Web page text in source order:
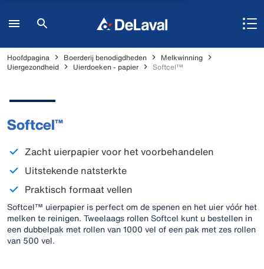
Hoofdpagina Boerderij benodigdheden
Melkwinning
Uiergezondheid
Uierdoeken - papier Softcel™
Softcel™
Zacht uierpapier voor het voorbehandelen
Uitstekende natsterkte
Praktisch formaat vellen
Softcel™ uierpapier is perfect om de spenen en het uier vóór het
melken te reinigen. Tweelaags rollen Softcel kunt u bestellen in
een dubbelpak met rollen van 1000 vel of een pak met zes rollen
van 500 vel.